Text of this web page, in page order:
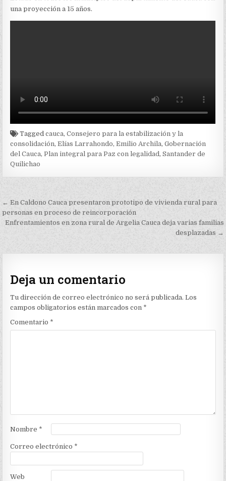
una proyección a 15 años.
Taggedcauca,Consejero para la estabilización y la
consolidación,Elías Larrahondo,Emilio Archila,Gobernación
del Cauca,Plan integral para Paz con legalidad,Santander de
Quilichao
Navegación
de
← En Caldono Cauca presentaron prototipo de vivienda rural para
personas en proceso de reincorporación
Enfrentamientos en zona rural de Argelia Cauca deja varias familias
desplazadas →
Deja un comentario
Tu dirección de correo electrónico no será publicada. Los
campos obligatorios están marcados con *
Comentario *
Nombre *
Correo electrónico *
Web